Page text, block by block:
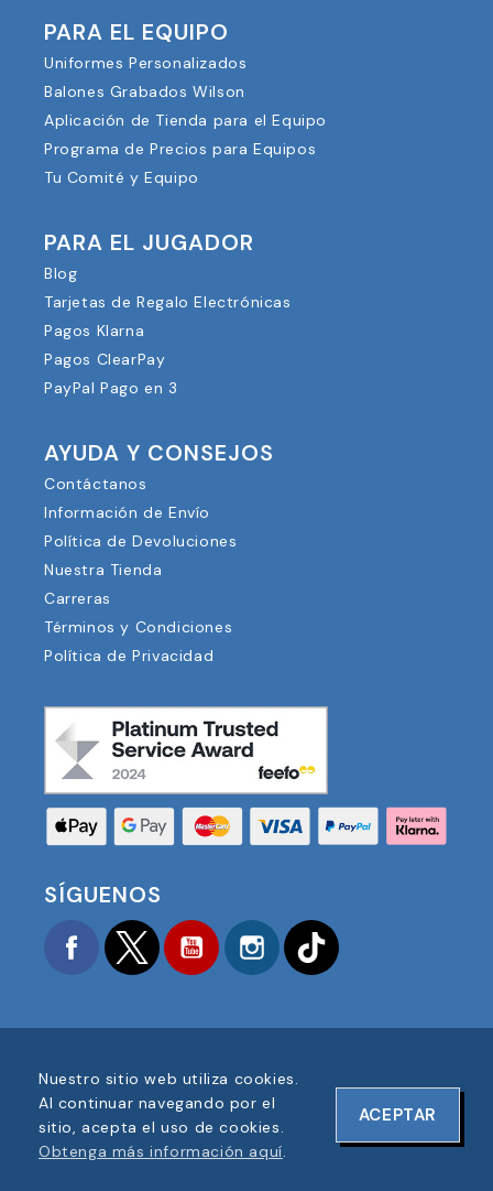
PARA EL EQUIPO
Uniformes Personalizados
Balones Grabados Wilson
Aplicación de Tienda para el Equipo
Programa de Precios para Equipos
Tu Comité y Equipo
PARA EL JUGADOR
Blog
Tarjetas de Regalo Electrónicas
Pagos Klarna
Pagos ClearPay
PayPal Pago en 3
AYUDA Y CONSEJOS
Contáctanos
Información de Envío
Política de Devoluciones
Nuestra Tienda
Carreras
Términos y Condiciones
Política de Privacidad
SÍGUENOS
FacebookTwitter YouTubeInstagram
COPYRIGHT © 2025 FOOTBALL AMERICA UK TODOS
LOS DERECHOS RESERVADOS
NÚMERO DE REGISTRO DE EMPRESA: 06354287
DISEÑO DE SITIO WEB PORONELINE DESIGNS
Nuestro sitio web utiliza cookies.
Al continuar navegando por el
sitio, acepta el uso de cookies.
Obtenga más información aquí.
ACEPTAR